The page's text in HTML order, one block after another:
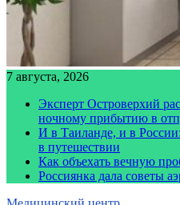
7 августа, 2026
Эксперт Островерхий
ночному прибытию в
И в Таиланде, и в
в путешествии
Как объехать вечную
Россиянка дала советы